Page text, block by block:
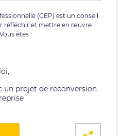
(CEP) est un conseil
réfléchir et mettre en œuvre
êtes :
un projet de reconversion